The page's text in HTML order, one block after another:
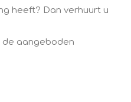
heeft? Dan verhuurt u
de aangeboden